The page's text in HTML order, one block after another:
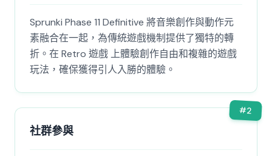
Sprunki Phase 11 Definitive 將音樂創作與動作元
素融合在一起，為傳統遊戲機制提供了獨特的轉
折。在 Retro 遊戲 上體驗創作自由和複雜的遊戲
玩法，確保獲得引人入勝的體驗。
#2
社群參與